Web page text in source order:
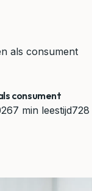
als consument
consument
7 min leestijd728